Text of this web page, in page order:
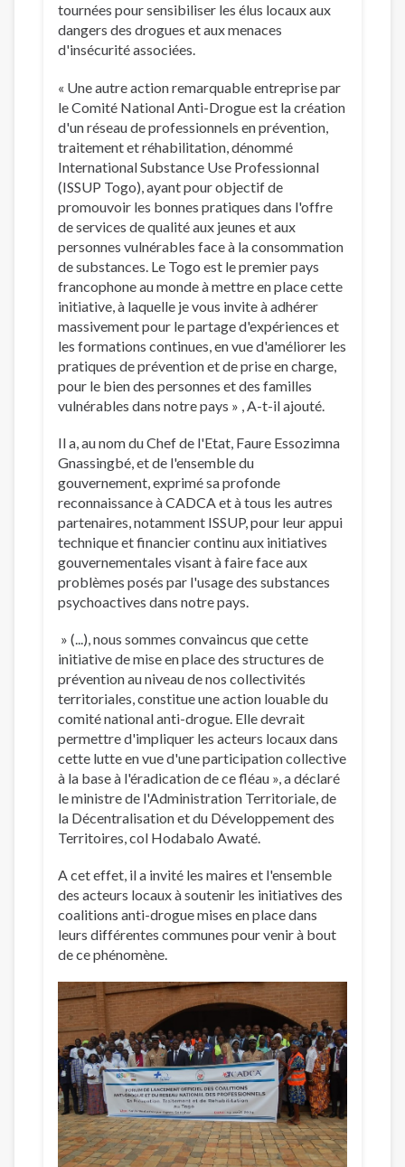
tournées pour sensibiliser les élus locaux aux
dangers des drogues et aux menaces
d'insécurité associées.
« Une autre action remarquable entreprise par
le Comité National Anti-Drogue est la création
d'un réseau de professionnels en prévention,
traitement et réhabilitation, dénommé
International Substance Use Professionnal
(ISSUP Togo), ayant pour objectif de
promouvoir les bonnes pratiques dans l'offre
de services de qualité aux jeunes et aux
personnes vulnérables face à la consommation
de substances. Le Togo est le premier pays
francophone au monde à mettre en place cette
initiative, à laquelle je vous invite à adhérer
massivement pour le partage d'expériences et
les formations continues, en vue d'améliorer les
pratiques de prévention et de prise en charge,
pour le bien des personnes et des familles
vulnérables dans notre pays » , A-t-il ajouté.
Il a, au nom du Chef de l'Etat, Faure Essozimna
Gnassingbé, et de l'ensemble du
gouvernement, exprimé sa profonde
reconnaissance à CADCA et à tous les autres
partenaires, notamment ISSUP, pour leur appui
technique et financier continu aux initiatives
gouvernementales visant à faire face aux
problèmes posés par l'usage des substances
psychoactives dans notre pays.
» (...), nous sommes convaincus que cette
initiative de mise en place des structures de
prévention au niveau de nos collectivités
territoriales, constitue une action louable du
comité national anti-drogue. Elle devrait
permettre d'impliquer les acteurs locaux dans
cette lutte en vue d'une participation collective
à la base à l'éradication de ce fléau », a déclaré
le ministre de l'Administration Territoriale, de
la Décentralisation et du Développement des
Territoires, col Hodabalo Awaté.
A cet effet, il a invité les maires et l'ensemble
des acteurs locaux à soutenir les initiatives des
coalitions anti-drogue mises en place dans
leurs différentes communes pour venir à bout
de ce phénomène.